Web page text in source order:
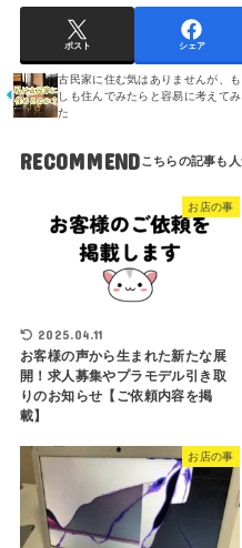
ポスト シェア
古民家に住む気はありませんが、も
しも住んでみたらと容易に考えてみ
た
RECOMMEND
お店の事
2025.04.11
お客様の声から生まれた新たな展
開！求人募集やプラモデル引き取
りのお知らせ【ご依頼内容を掲
載】
お店の事